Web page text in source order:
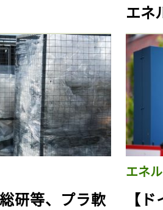
研等、プラ軟
エネ
エネ
【